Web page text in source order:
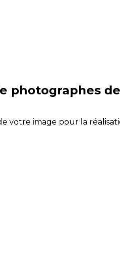
photographes
votre image pour la